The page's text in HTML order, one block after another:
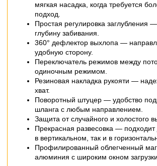
мягкая насадка, когда требуется
подход.
Простая регулировка заглубления
глубину забивания.
360° дефлектор выхлопа —
удобную сторону.
Переключатель режимов между
одиночным режимом.
Резиновая накладка рукояти —
хват.
Поворотный штуцер — удобство
шланга с любым направлением.
Защита от случайного и холостого
Прекрасная развесовка — подходит
в вертикальном, так и в
Профилированный облегченный
алюминия с широким окном загрузки.